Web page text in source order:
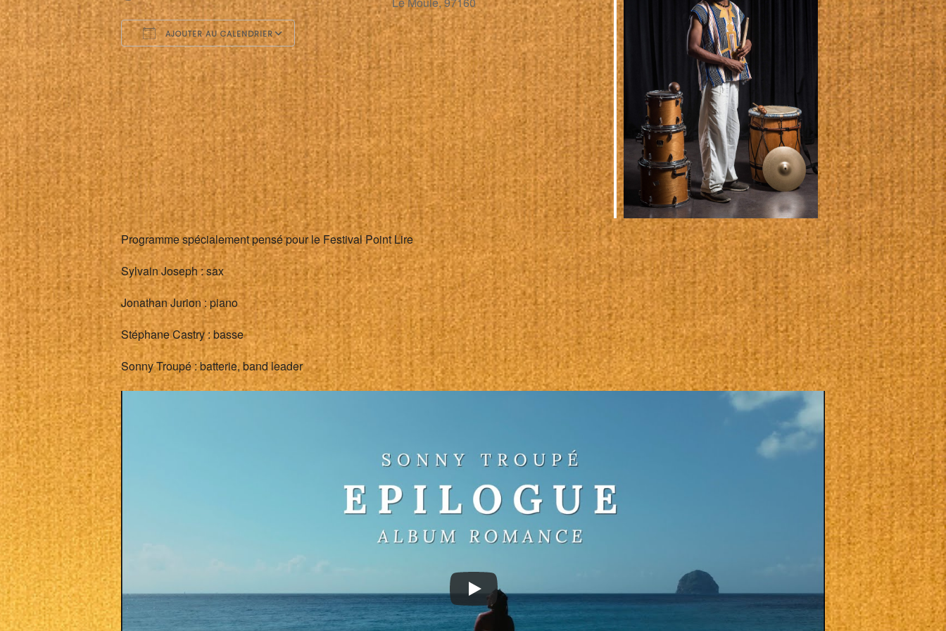
AJOUTER AU CALENDRIER
Télécharger ICS Calendrier Google iCalendar Outlook Live
Programme spécialement pensé pour le Festival Point Lire
Sylvain Joseph : sax
Jonathan Jurion : piano
Stéphane Castry : basse
Sonny Troupé : batterie, band leader